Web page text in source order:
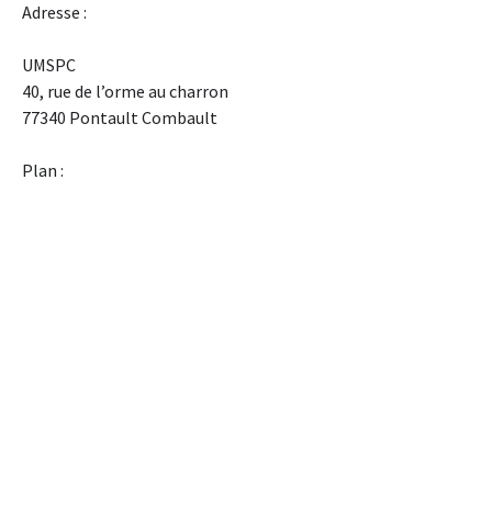
Adresse :
UMSPC
40, rue de l’orme au charron
77340 Pontault Combault
Plan :